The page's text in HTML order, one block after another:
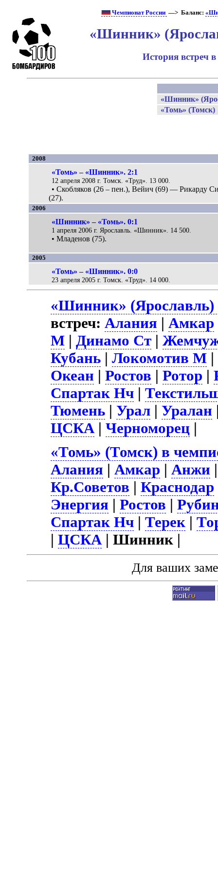
Чемпионат России —> Баланс:
«Шинник»
История встреч
«Шинник»
«Томь» (Томск)
2008
«Томь» – «Шинник». 2:1
12 апреля 2008 г. Томск. «Труд». 13 000.
• Скобляков (26 – пен.), Вейич (69) — Рикарду
(27).
2006
«Шинник» – «Томь». 0:1
1 апреля 2006 г. Ярославль. «Шинник». 14 500.
• Младенов (75).
2005
«Томь» – «Шинник». 0:0
23 апреля 2005 г. Томск. «Труд». 14 000.
«Шинник» (Ярославль)
встреч:Алания |Амкар
М |Динамо Ст |
Кубань |Локомотив М |
Океан |Ростов |Ротор |
Спартак Нч |
Тюмень |Урал |Уралан
ЦСКА |Черноморец |
«Томь» (Томск) в
Алания |Амкар |Анжи
Кр.Советов |Краснодар
Энергия |Ростов |
Спартак Нч |Терек |
|ЦСКА | Шинник |
Для ваших